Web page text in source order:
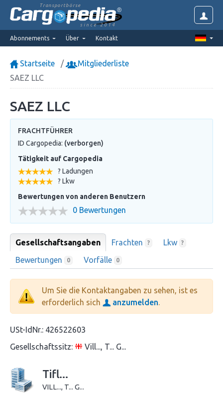
Transportbörse
since 2014
Abonnements Über Kontakt
Startseite
Mitgliederliste
SAEZ LLC
SAEZ LLC
FRACHTFÜHRER
ID Cargopedia: (verborgen)
Tätigkeit auf Cargopedia
? Ladungen
? Lkw
Bewertungen von anderen Benutzern
0 Bewertungen
Gesellschaftsangaben Frachten ? Lkw ?
Bewertungen 0 Vorfälle 0
Um Sie die Kontaktangaben zu sehen, ist es
erforderlich sich
anzumelden
USt-IdNr.: 426522603
Gesellschaftssitz:
Vill..., T... G...
Tifl...
VILL..., T... G...